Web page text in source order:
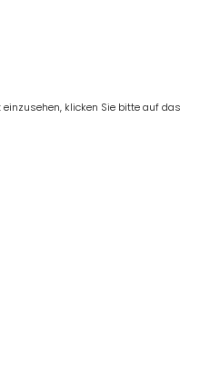
klicken Sie bitte auf das